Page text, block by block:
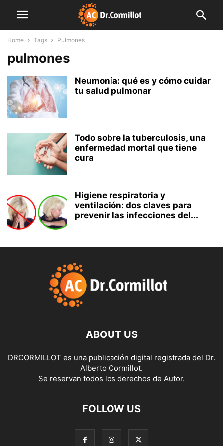
Home Tags Pulmones
pulmones
Neumonía: qué es y cómo cuidar
tu salud pulmonar
Todo sobre la tuberculosis, una
enfermedad mortal que tiene
cura
Higiene respiratoria y
ventilación: dos claves para
prevenir las infecciones del...
ABOUT US
DRCORMILLOT es una publicación digital registrada del Dr.
Alberto Cormillot.
Se reservan todos los derechos de Autor.
FOLLOW US